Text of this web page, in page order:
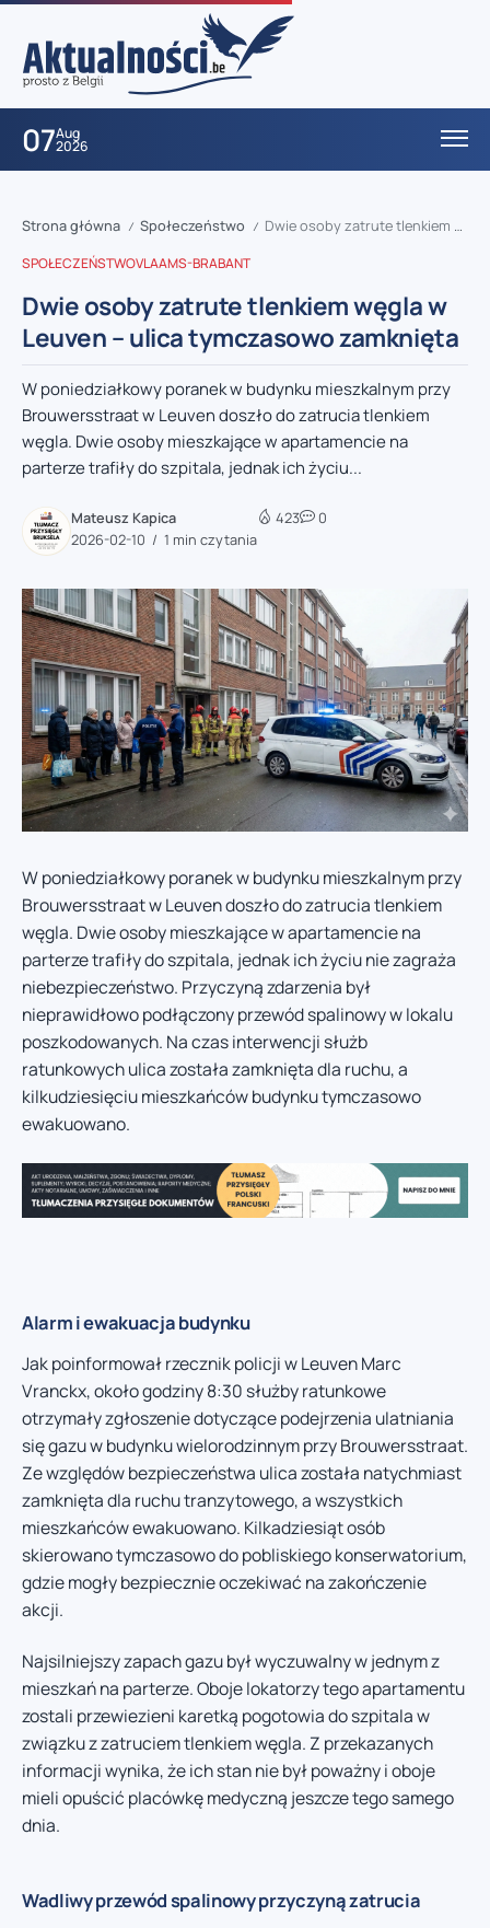
07Aug
2026
Strona główna / Społeczeństwo / Dwie osoby zatrute tlenkiem węgla w Leuven – ulica tymczasowo zamknięta
SPOŁECZEŃSTWOVLAAMS-BRABANT
Dwie osoby zatrute tlenkiem węgla w
Leuven – ulica tymczasowo zamknięta
W poniedziałkowy poranek w budynku mieszkalnym przy
Brouwersstraat w Leuven doszło do zatrucia tlenkiem
węgla. Dwie osoby mieszkające w apartamencie na
parterze trafiły do szpitala, jednak ich życiu...
Mateusz Kapica
2026-02-10
1 min czytania
423 0
W poniedziałkowy poranek w budynku mieszkalnym przy
Brouwersstraat w Leuven doszło do zatrucia tlenkiem
węgla. Dwie osoby mieszkające w apartamencie na
parterze trafiły do szpitala, jednak ich życiu nie zagraża
niebezpieczeństwo. Przyczyną zdarzenia był
nieprawidłowo podłączony przewód spalinowy w lokalu
poszkodowanych. Na czas interwencji służb
ratunkowych ulica została zamknięta dla ruchu, a
kilkudziesięciu mieszkańców budynku tymczasowo
ewakuowano.
Alarm i ewakuacja budynku
Jak poinformował rzecznik policji w Leuven Marc
Vranckx, około godziny 8:30 służby ratunkowe
otrzymały zgłoszenie dotyczące podejrzenia ulatniania
się gazu w budynku wielorodzinnym przy Brouwersstraat.
Ze względów bezpieczeństwa ulica została natychmiast
zamknięta dla ruchu tranzytowego, a wszystkich
mieszkańców ewakuowano. Kilkadziesiąt osób
skierowano tymczasowo do pobliskiego konserwatorium,
gdzie mogły bezpiecznie oczekiwać na zakończenie
akcji.
Najsilniejszy zapach gazu był wyczuwalny w jednym z
mieszkań na parterze. Oboje lokatorzy tego apartamentu
zostali przewiezieni karetką pogotowia do szpitala w
związku z zatruciem tlenkiem węgla. Z przekazanych
informacji wynika, że ich stan nie był poważny i oboje
mieli opuścić placówkę medyczną jeszcze tego samego
dnia.
Wadliwy przewód spalinowy przyczyną zatrucia